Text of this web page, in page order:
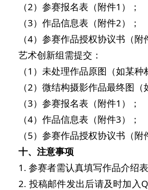
（2）参赛报名表（附件1）；
（3）作品信息表（附件2）；
（4）参赛作品授权协议书（
艺术创新组需提交：
（1）未处理作品原图（如某
（2）微结构摄影作品最终图
（3）参赛报名表（附件1）；
（4）作品信息表（附件3）；
（5）参赛作品授权协议书（
十、注意事项
1. 参赛者需认真填写作品介绍
2. 投稿邮件发出后请及时加入